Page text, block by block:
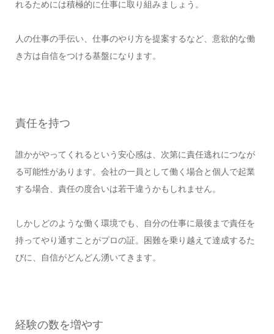
れるためには積極的に仕事に取り組みましょう。
人の仕事の手伝い、仕事のやり方を提案するなど、意欲的な働
き方は自信をつける基盤になります。
責任を持つ
誰かがやってくれるという安心感は、次第に責任逃れにつなが
る可能性があります。会社の一員として働く場合と個人で起業
する場合、責任の度合いは若干違うかもしれません。
しかしどのような働く環境でも、自分の仕事に最後まで責任を
持ってやり通すことがプロの証。困難を乗り越えて達成するた
びに、自信がどんどん湧いてきます。
経験の数を増やす